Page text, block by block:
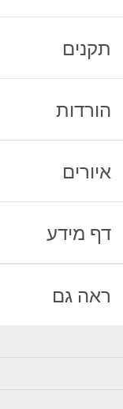
תקנים
הורדות
איורים
דף מידע
ראה גם